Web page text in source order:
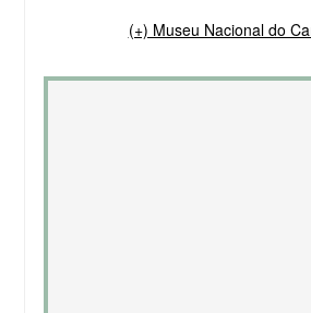
(+) Museu Nacional do